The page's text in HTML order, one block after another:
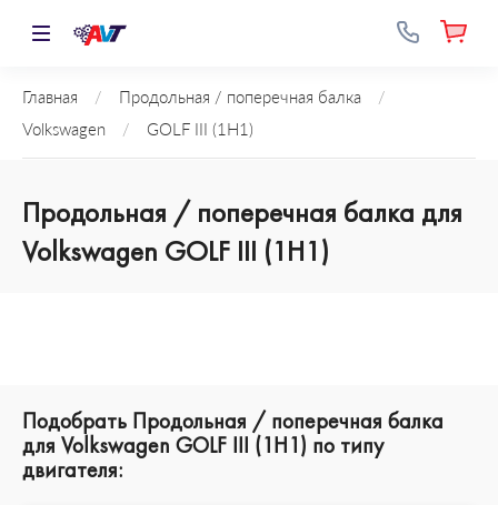
Главная / Продольная / поперечная балка
/
Volkswagen
/ GOLF III (1H1)
Продольная / поперечная балка для
Volkswagen GOLF III (1H1)
Подобрать Продольная / поперечная балка
для Volkswagen GOLF III (1H1) по типу
двигателя: